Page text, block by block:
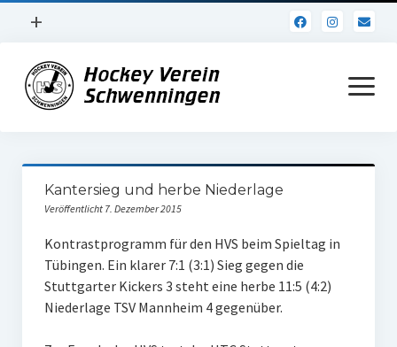
Menü
+
Impressum
Datenschutz
Menü
öffnen
Verein
Daten und Fakten
Vereinsheim
Hockey Shirts
Kantersieg und herbe Niederlage
Veröffentlicht 7. Dezember 2015
Kontrastprogramm für den HVS beim Spieltag in
Tübingen. Ein klarer 7:1 (3:1) Sieg gegen die
Stuttgarter Kickers 3 steht eine herbe 11:5 (4:2)
Niederlage TSV Mannheim 4 gegenüber.